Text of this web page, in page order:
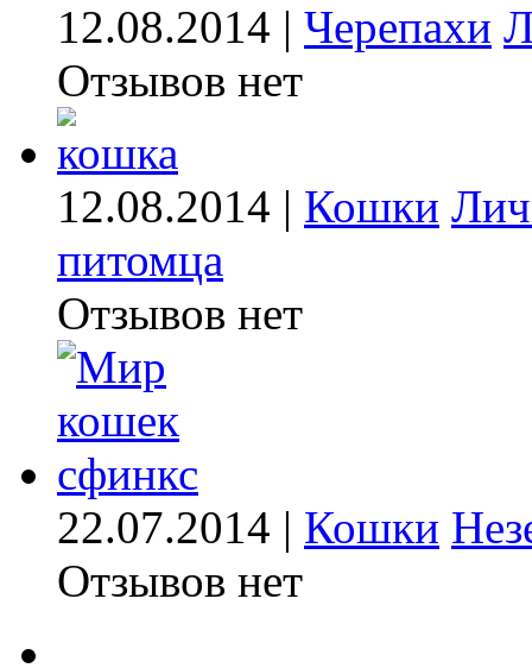
12.08.2014 | Черепахи
Отзывов нет
12.08.2014 | Кошки
питомца
Отзывов нет
22.07.2014 | Кошки
Отзывов нет